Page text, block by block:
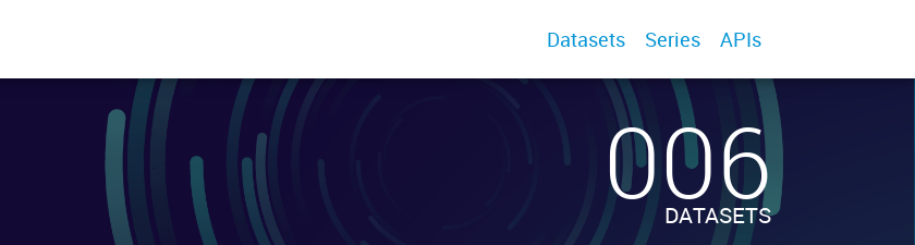
Datasets Series APIs
006
DATASETS